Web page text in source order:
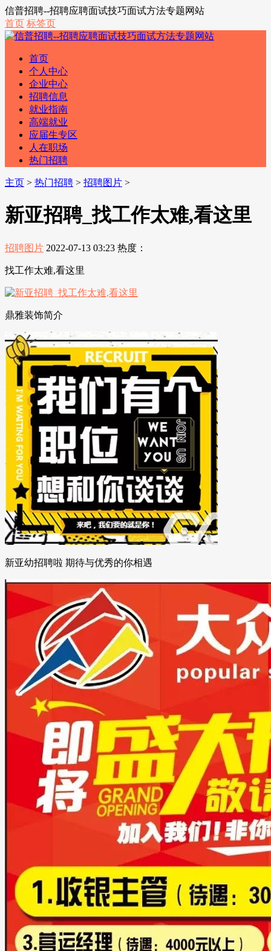
信普招聘--招聘应聘面试技巧面试方法专题网站
首页 标签页
首页
个人中心
企业中心
招聘信息
就业指南
高端就业
应届生专区
人在职场
热门招聘
主页 > 热门招聘 > 招聘图片 >
新亚招聘_找工作太难,看这里
招聘图片 2022-07-13 03:23 热度：
找工作太难,看这里
鼎雅装饰简介
新亚幼招聘啦 期待与优秀的你相遇